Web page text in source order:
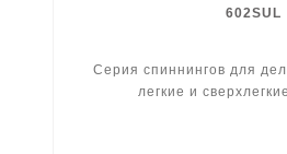
602SUL
Серия спиннингов для
легкие и